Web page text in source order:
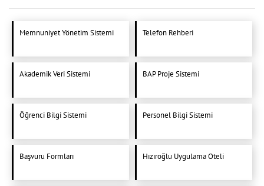
Memnuniyet Yönetim Sistemi Telefon Rehberi
Akademik Veri Sistemi BAP Proje Sistemi
Öğrenci Bilgi Sistemi Personel Bilgi Sistemi
Başvuru Formları Hızıroğlu Uygulama Oteli